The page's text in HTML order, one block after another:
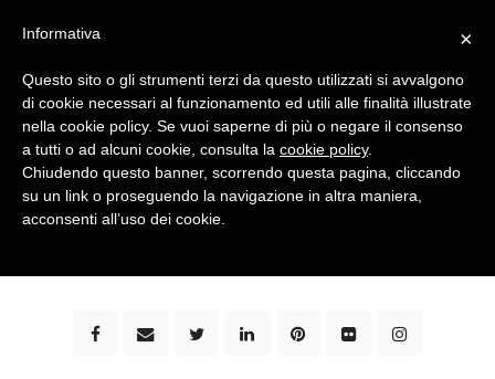
bimbi e viaggi - family travel blog: community #1 in
×
Informativa
Questo sito o gli strumenti terzi da questo utilizzati si avvalgono
di cookie necessari al funzionamento ed utili alle finalità illustrate
nella cookie policy. Se vuoi saperne di più o negare il consenso
a tutti o ad alcuni cookie, consulta la cookie policy.
Chiudendo questo banner, scorrendo questa pagina, cliccando
su un link o proseguendo la navigazione in altra maniera,
acconsenti all’uso dei cookie.